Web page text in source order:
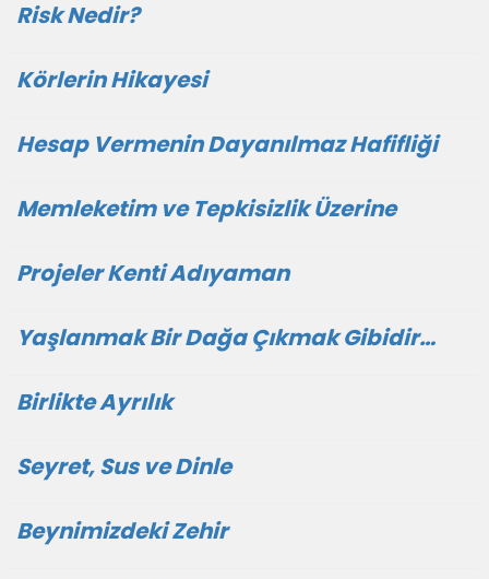
Risk Nedir?
Körlerin Hikayesi
Hesap Vermenin Dayanılmaz Hafifliği
Memleketim ve Tepkisizlik Üzerine
Projeler Kenti Adıyaman
Yaşlanmak Bir Dağa Çıkmak Gibidir…
Birlikte Ayrılık
Seyret, Sus ve Dinle
Beynimizdeki Zehir